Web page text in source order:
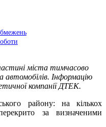
міста тимчасово
Інформацію
компанії ДТЕК.
району: на кількох
за визначеними